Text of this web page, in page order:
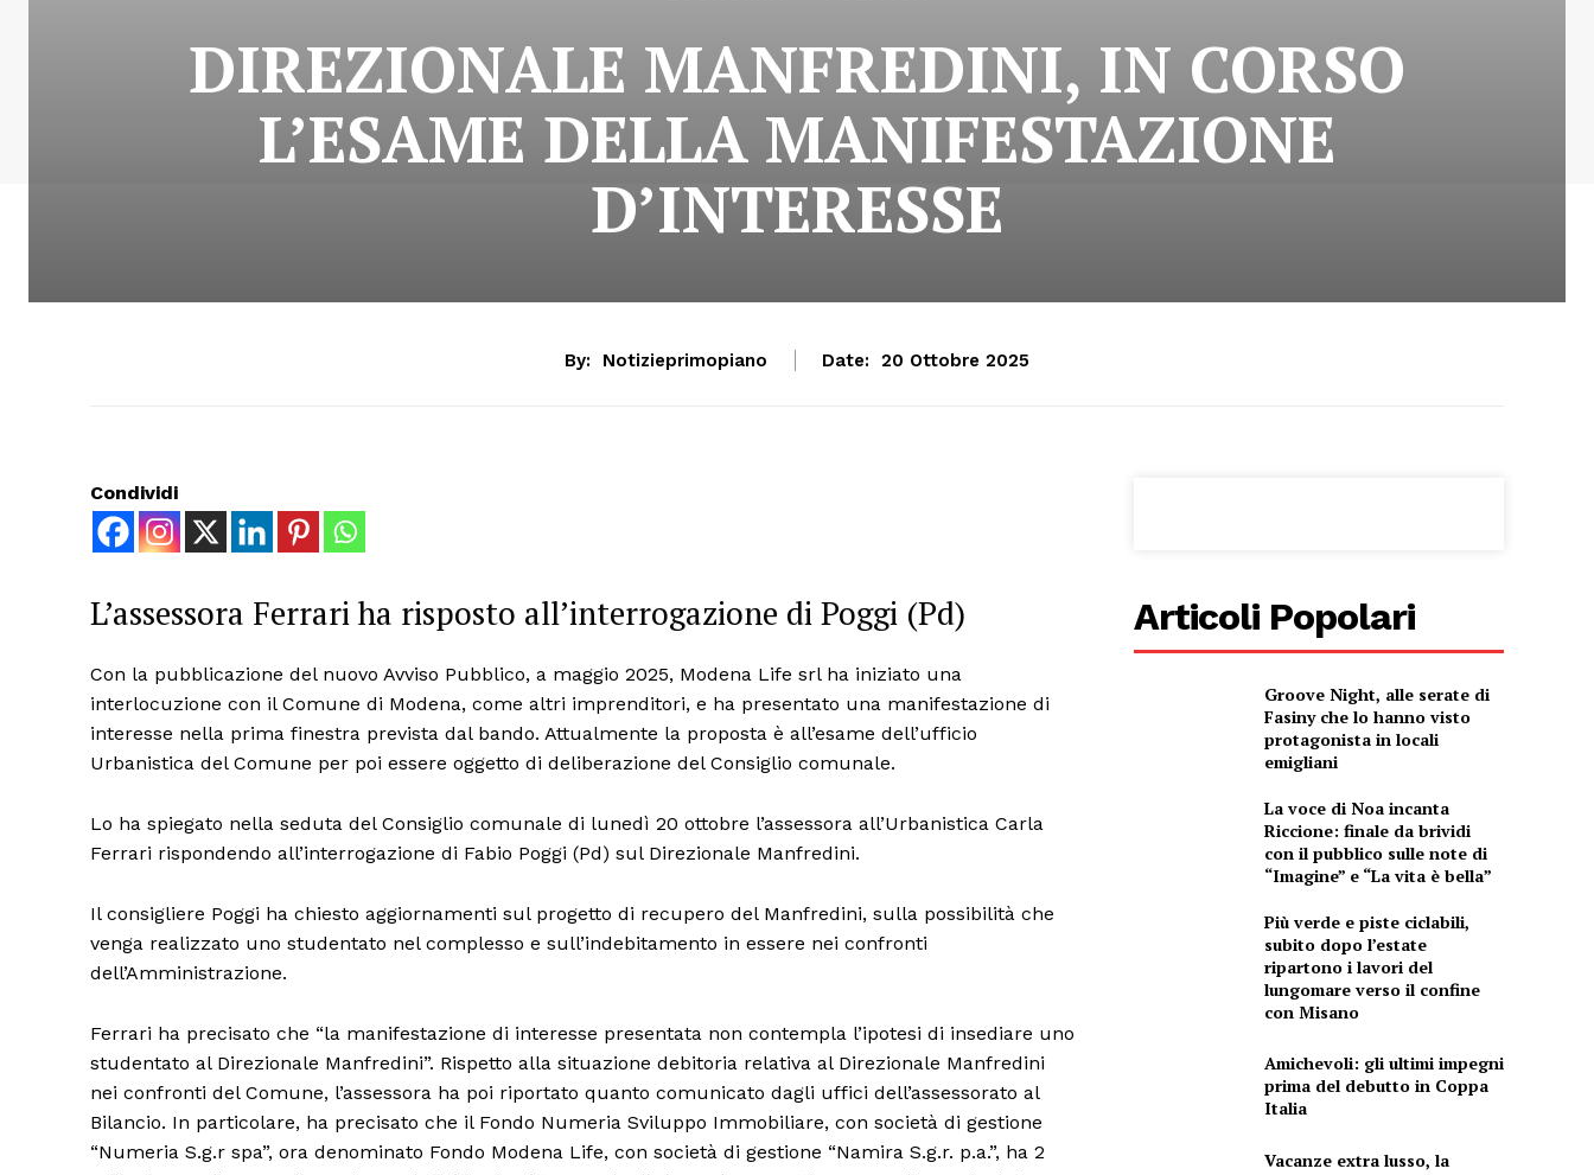
DIREZIONALE MANFREDINI, IN CORSO
L’ESAME DELLA MANIFESTAZIONE
D’INTERESSE
By: Notizieprimopiano Date: 20 Ottobre 2025
Condividi
L’assessora Ferrari ha risposto all’interrogazione di Poggi (Pd)
Con la pubblicazione del nuovo Avviso Pubblico, a maggio 2025, Modena Life srl ha iniziato una
interlocuzione con il Comune di Modena, come altri imprenditori, e ha presentato una manifestazione di
interesse nella prima finestra prevista dal bando. Attualmente la proposta è all’esame dell’ufficio
Urbanistica del Comune per poi essere oggetto di deliberazione del Consiglio comunale.
Lo ha spiegato nella seduta del Consiglio comunale di lunedì 20 ottobre l’assessora all’Urbanistica Carla
Ferrari rispondendo all’interrogazione di Fabio Poggi (Pd) sul Direzionale Manfredini.
Il consigliere Poggi ha chiesto aggiornamenti sul progetto di recupero del Manfredini, sulla possibilità che
venga realizzato uno studentato nel complesso e sull’indebitamento in essere nei confronti
dell’Amministrazione.
Ferrari ha precisato che “la manifestazione di interesse presentata non contempla l’ipotesi di insediare uno
studentato al Direzionale Manfredini”. Rispetto alla situazione debitoria relativa al Direzionale Manfredini
nei confronti del Comune, l’assessora ha poi riportato quanto comunicato dagli uffici dell’assessorato al
Bilancio. In particolare, ha precisato che il Fondo Numeria Sviluppo Immobiliare, con società di gestione
“Numeria S.g.r spa”, ora denominato Fondo Modena Life, con società di gestione “Namira S.g.r. p.a.”, ha 2
Articoli Popolari
Groove Night, alle serate di
Fasiny che lo hanno visto
protagonista in locali
emigliani
La voce di Noa incanta
Riccione: finale da brividi
con il pubblico sulle note di
“Imagine” e “La vita è bella”
Più verde e piste ciclabili,
subito dopo l’estate
ripartono i lavori del
lungomare verso il confine
con Misano
Amichevoli: gli ultimi impegni
prima del debutto in Coppa
Italia
Vacanze extra lusso, la